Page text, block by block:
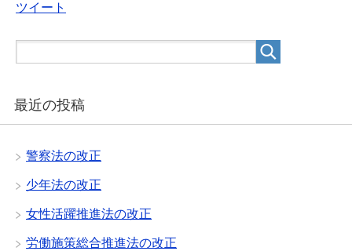
ツイート
最近の投稿
警察法の改正
少年法の改正
女性活躍推進法の改正
労働施策総合推進法の改正